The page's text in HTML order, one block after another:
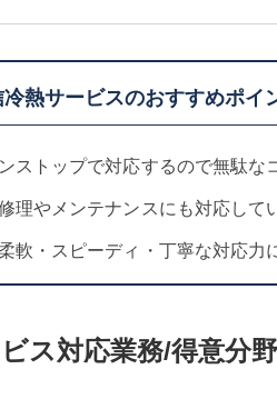
熱サービスのおすすめポイ
ストップで対応するので無駄な
理やメンテナンスにも対応して
軟・スピーディ・丁寧な対応力
ス対応業務/得意分野